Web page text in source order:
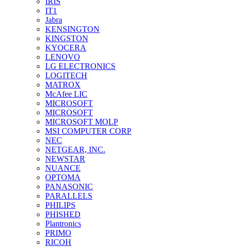
IT1
Jabra
KENSINGTON
KINGSTON
KYOCERA
LENOVO
LG ELECTRONICS
LOGITECH
MATROX
McAfee LIC
MICROSOFT
MICROSOFT
MICROSOFT MOLP
MSI COMPUTER CORP
NEC
NETGEAR, INC.
NEWSTAR
NUANCE
OPTOMA
PANASONIC
PARALLELS
PHILIPS
PHISHED
Plantronics
PRIMO
RICOH